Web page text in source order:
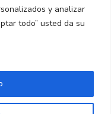
y analizar
todo” usted da su
106)
3